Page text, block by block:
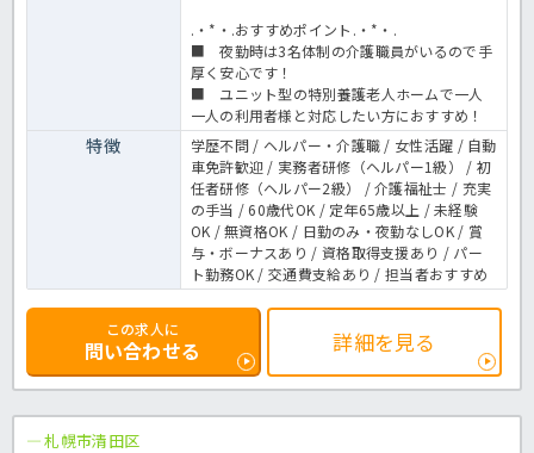
.・*・.おすすめポイント.・*・.
■ 夜勤時は3名体制の介護職員がいるので手
厚く安心です！
■ ユニット型の特別養護老人ホームで一人
一人の利用者様と対応したい方におすすめ！
特徴
学歴不問 / ヘルパー・介護職 / 女性活躍 / 自動
車免許歓迎 / 実務者研修（ヘルパー1級） / 初
任者研修（ヘルパー2級） / 介護福祉士 / 充実
の手当 / 60歳代OK / 定年65歳以上 / 未経験
OK / 無資格OK / 日勤のみ・夜勤なしOK / 賞
与・ボーナスあり / 資格取得支援あり / パー
ト勤務OK / 交通費支給あり / 担当者おすすめ
この求人に
問い合わせる 詳細を見る
札幌市清田区